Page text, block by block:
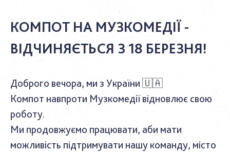
КОМПОТ НА МУЗКОМЕДІЇ -
ВІДЧИНЯЄТЬСЯ З 18 БЕРЕЗНЯ!
Доброго вечора, ми з України 🇺🇦
Компот навпроти Музкомедії відновлює свою
роботу.
Ми продовжуємо працювати, аби мати
можливість підтримувати нашу команду, місто